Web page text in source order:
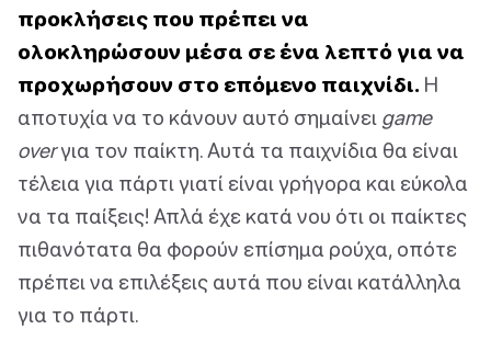
προκλήσεις που πρέπει να
ολοκληρώσουν μέσα σε ένα λεπτό για να
προχωρήσουν στο επόμενο παιχνίδι. Η
αποτυχία να το κάνουν αυτό σημαίνει game
overγια τον παίκτη. Αυτά τα παιχνίδια θα είναι
τέλεια για πάρτι γιατί είναι γρήγορα και εύκολα
να τα παίξεις! Απλά έχε κατά νου ότι οι παίκτες
πιθανότατα θα φορούν επίσημα ρούχα, οπότε
πρέπει να επιλέξεις αυτά που είναι κατάλληλα
για το πάρτι.